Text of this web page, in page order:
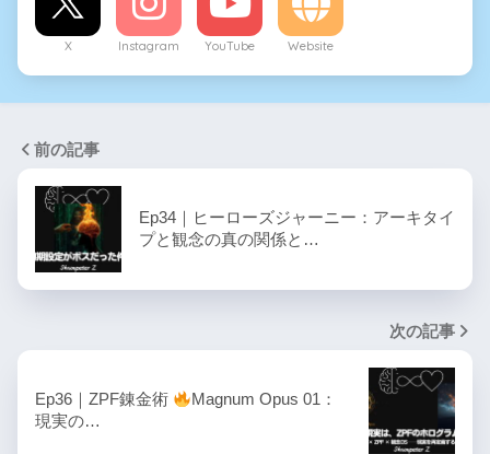
X Instagram YouTube Website
前の記事
Ep34｜ヒーローズジャーニー：アーキタイ
プと観念の真の関係と…
次の記事
Ep36｜ZPF錬金術
Magnum Opus 01：
現実の…